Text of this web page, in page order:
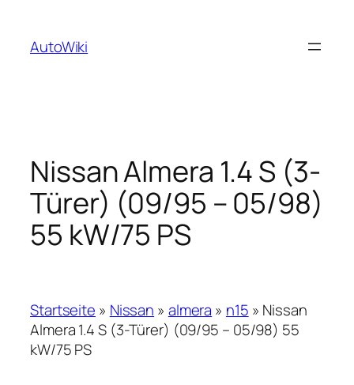
springen
AutoWiki
Nissan Almera 1.4 S (3-
Türer) (09/95 – 05/98)
55 kW/75 PS
Startseite » Nissan » almera » n15 » Nissan
Almera 1.4 S (3-Türer) (09/95 – 05/98) 55
kW/75 PS